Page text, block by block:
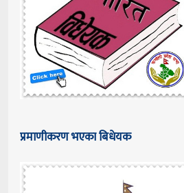
प्रमाणीकरण भएका बिधेयक